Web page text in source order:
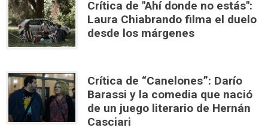
Crítica de "Ahí donde no estás":
Laura Chiabrando filma el duelo
desde los márgenes
Crítica de “Canelones”: Darío
Barassi y la comedia que nació
de un juego literario de Hernán
Casciari